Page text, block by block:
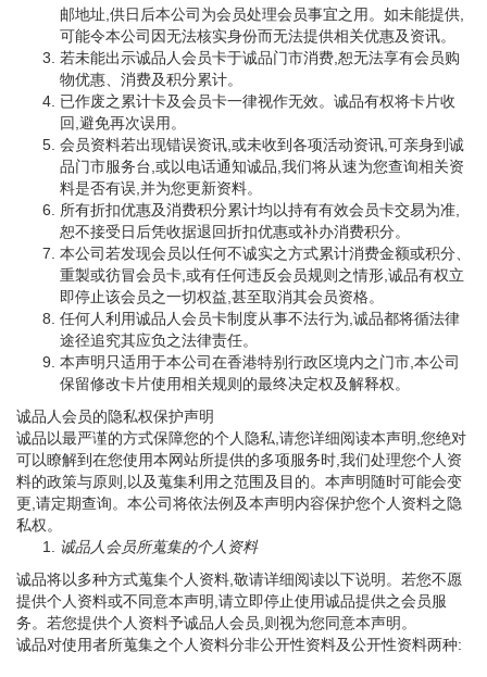
邮地址,供日后本公司为会员处理会员事宜之用。如未能提供,
可能令本公司因无法核实身份而无法提供相关优惠及资讯。
若未能出示诚品人会员卡于诚品门市消费,恕无法享有会员购
物优惠、消费及积分累计。
已作废之累计卡及会员卡一律视作无效。诚品有权将卡片收
回,避免再次误用。
会员资料若出现错误资讯,或未收到各项活动资讯,可亲身到诚
品门市服务台,或以电话通知诚品,我们将从速为您查询相关资
料是否有误,并为您更新资料。
所有折扣优惠及消费积分累计均以持有有效会员卡交易为准,
恕不接受日后凭收据退回折扣优惠或补办消费积分。
本公司若发现会员以任何不诚实之方式累计消费金额或积分、
重製或彷冒会员卡,或有任何违反会员规则之情形,诚品有权立
即停止该会员之一切权益,甚至取消其会员资格。
任何人利用诚品人会员卡制度从事不法行为,诚品都将循法律
途径追究其应负之法律责任。
本声明只适用于本公司在香港特别行政区境内之门市,本公司
保留修改卡片使用相关规则的最终决定权及解释权。
诚品人会员的隐私权保护声明
诚品以最严谨的方式保障您的个人隐私,请您详细阅读本声明,您绝对
可以瞭解到在您使用本网站所提供的多项服务时,我们处理您个人资
料的政策与原则,以及蒐集利用之范围及目的。本声明随时可能会变
更,请定期查询。本公司将依法例及本声明内容保护您个人资料之隐
私权。
诚品人会员所蒐集的个人资料
诚品将以多种方式蒐集个人资料,敬请详细阅读以下说明。若您不愿
提供个人资料或不同意本声明,请立即停止使用诚品提供之会员服
务。若您提供个人资料予诚品人会员,则视为您同意本声明。
诚品对使用者所蒐集之个人资料分非公开性资料及公开性资料两种: